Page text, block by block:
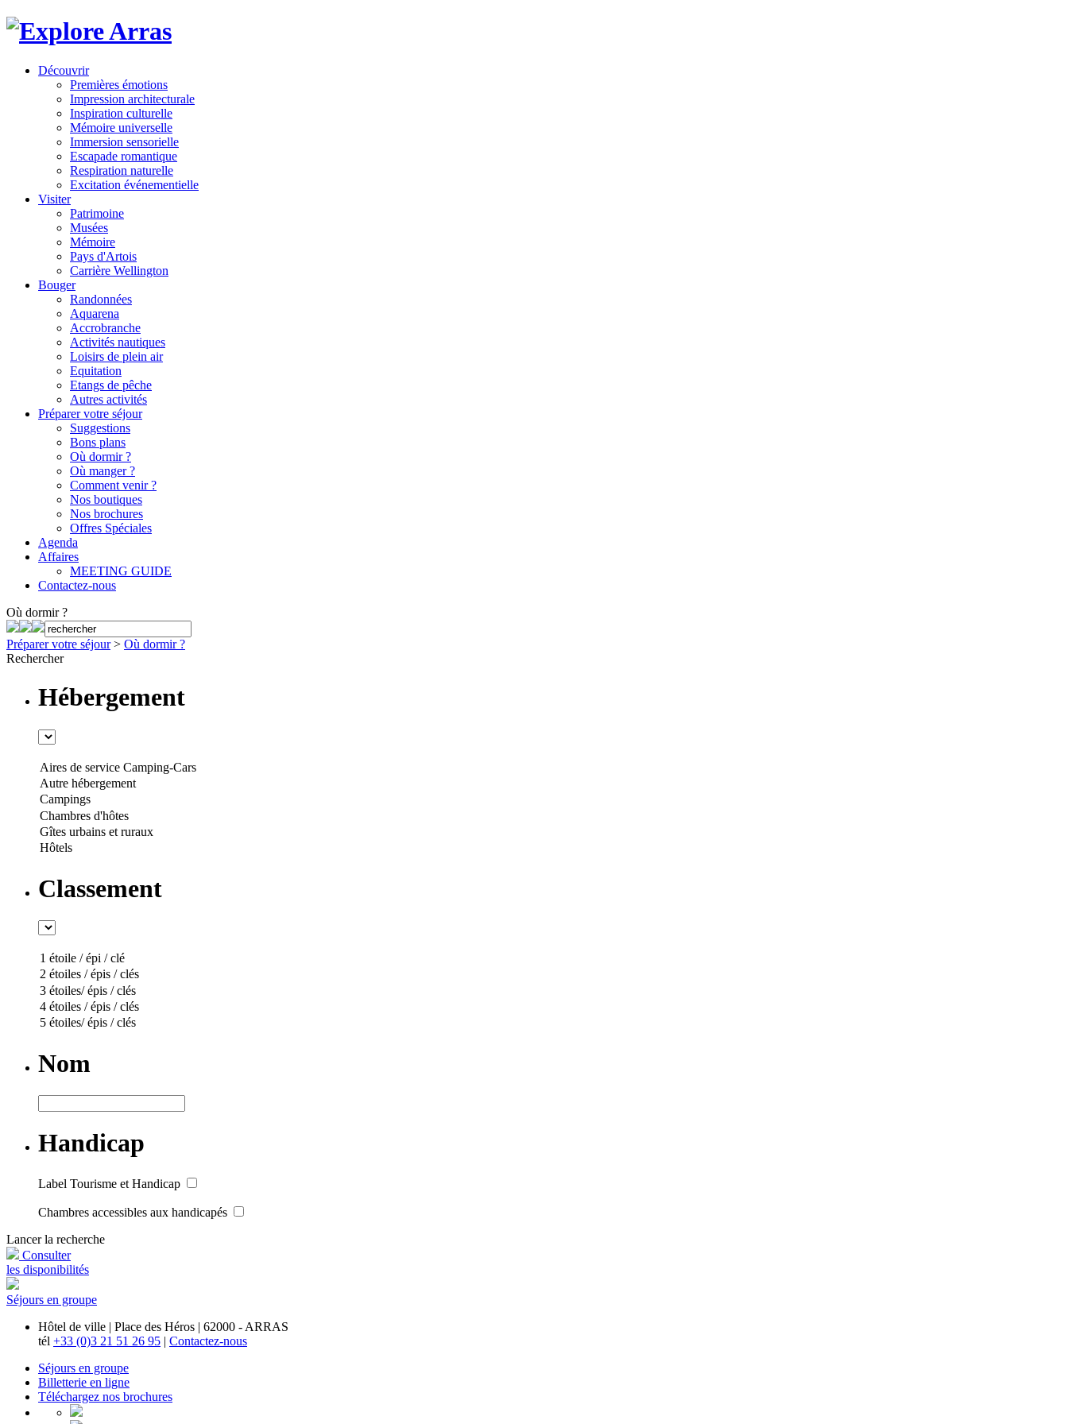
Découvrir
Premières émotions
Impression architecturale
Inspiration culturelle
Mémoire universelle
Immersion sensorielle
Escapade romantique
Respiration naturelle
Excitation événementielle
Visiter
Patrimoine
Musées
Mémoire
Pays d'Artois
Carrière Wellington
Bouger
Randonnées
Aquarena
Accrobranche
Activités nautiques
Loisirs de plein air
Equitation
Etangs de pêche
Autres activités
Préparer votre séjour
Suggestions
Bons plans
Où dormir ?
Où manger ?
Comment venir ?
Nos boutiques
Nos brochures
Offres Spéciales
Agenda
Affaires
MEETING GUIDE
Contactez-nous
Où dormir ?
Préparer votre séjour> Où dormir ?
Rechercher
Hébergement
Classement
Nom
Handicap
Label Tourisme et Handicap
Chambres accessibles aux handicapés
Lancer la recherche
Consulter
les disponibilités
Séjours en groupe
Hôtel de ville | Place des Héros | 62000 - ARRAS
tél +33 (0)3 21 51 26 95 | Contactez-nous
Séjours en groupe
Billetterie en ligne
Téléchargez nos brochures